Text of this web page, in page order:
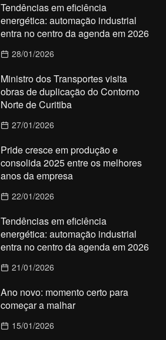
Tendências em eficiência
energética: automação industrial
entra no centro da agenda em 2026
28/01/2026
Ministro dos Transportes visita
obras de duplicação do Contorno
Norte de Curitiba
27/01/2026
Pride cresce em produção e
consolida 2025 entre os melhores
anos da empresa
22/01/2026
Tendências em eficiência
energética: automação industrial
entra no centro da agenda em 2026
21/01/2026
Ano novo: momento certo para
começar a malhar
15/01/2026